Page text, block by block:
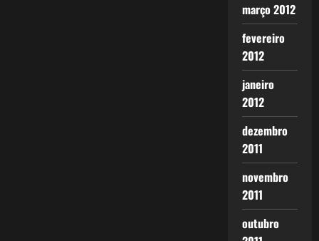
março 2012
fevereiro
2012
janeiro
2012
dezembro
2011
novembro
2011
outubro